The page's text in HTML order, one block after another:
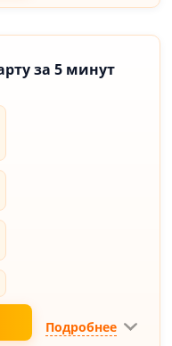
за 5 минут
Подробнее